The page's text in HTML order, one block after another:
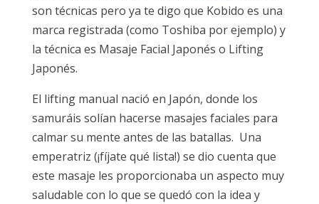
son técnicas pero ya te digo que Kobido es una
marca registrada (como Toshiba por ejemplo) y
la técnica es Masaje Facial Japonés o Lifting
Japonés.
El lifting manual nació en Japón, donde los
samuráis solían hacerse masajes faciales para
calmar su mente antes de las batallas. Una
emperatriz (¡fíjate qué lista!) se dio cuenta que
este masaje les proporcionaba un aspecto muy
saludable con lo que se quedó con la idea y